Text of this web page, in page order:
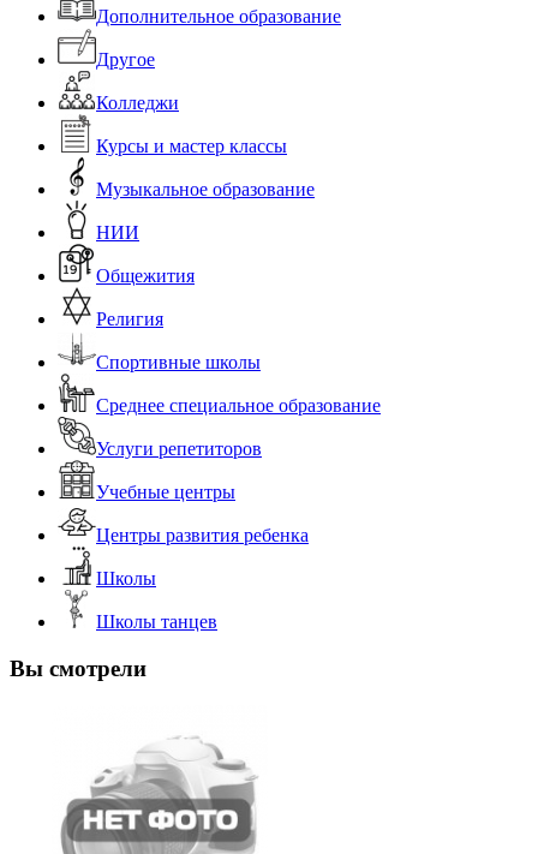
Дополнительное образование
Другое
Колледжи
Курсы и мастер классы
Музыкальное образование
НИИ
Общежития
Религия
Спортивные школы
Среднее специальное образование
Услуги репетиторов
Учебные центры
Центры развития ребенка
Школы
Школы танцев
Вы смотрели